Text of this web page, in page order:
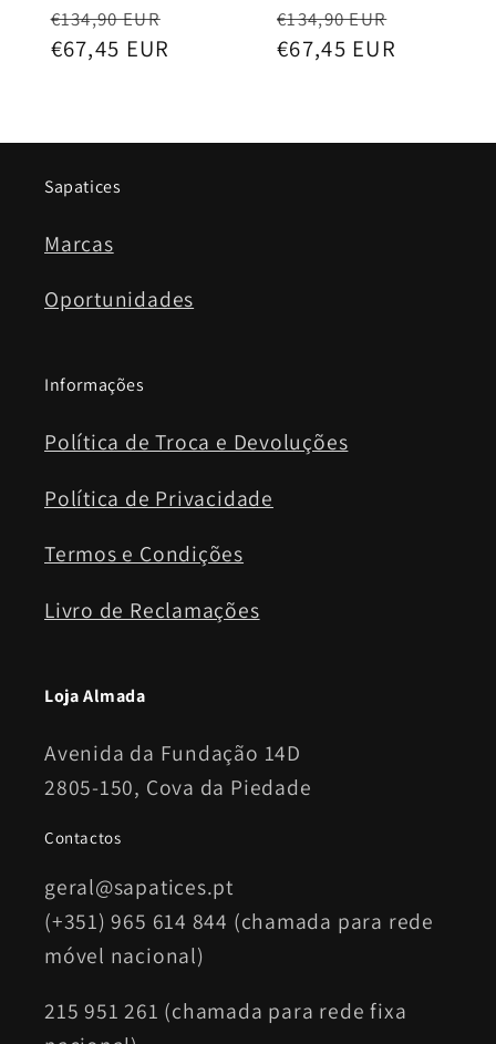
Regular
price
€134,90 EUR
€67,45 EUR
Regular
price
€134,90 EUR
€67,45 EUR
Sapatices
Marcas
Oportunidades
Informações
Política de Troca e Devoluções
Política de Privacidade
Termos e Condições
Livro de Reclamações
Loja Almada
Avenida da Fundação 14D
2805-150, Cova da Piedade
Contactos
geral@sapatices.pt
(+351) 965 614 844 (chamada para rede
móvel nacional)
215 951 261 (chamada para rede fixa